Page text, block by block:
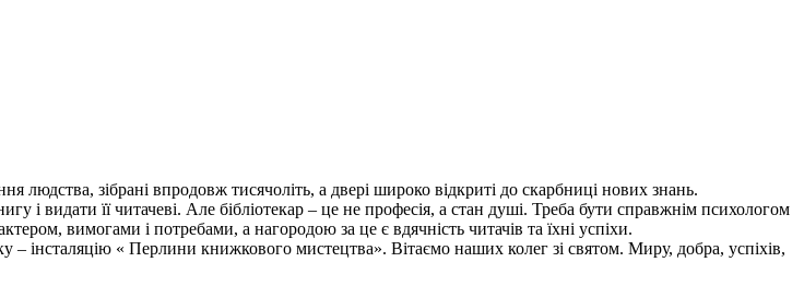
людства, зібрані впродовж тисячоліть, а двері широко відкриті до скарбниці нових знань.
і видати її читачеві. Але бібліотекар – це не професія, а стан душі. Треба бути справжнім психологом
вимогами і потребами, а нагородою за це є вдячність читачів та їхні успіхи.
– інсталяцію « Перлини книжкового мистецтва». Вітаємо наших колег зі святом. Миру, добра, успіхів,